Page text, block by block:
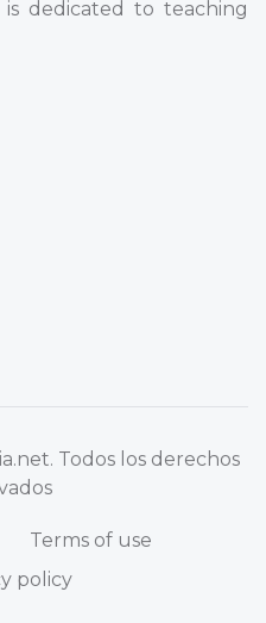
dedicated to teaching
. Todos los derechos
Terms of use
policy